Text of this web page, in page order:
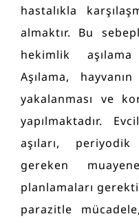
hastalıkla
almaktır. Bu
hekimlik
Aşılama,
yakalanması ve
yapılmaktadır.
aşıları, periyodik
gereken
planlamaları
parazitle